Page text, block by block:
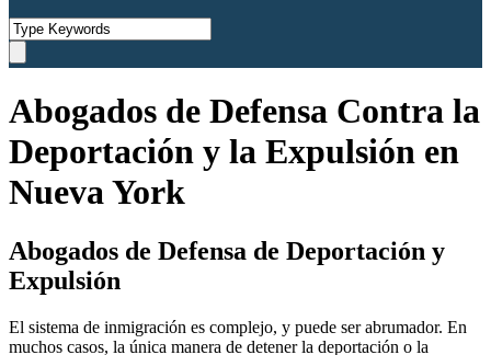
Abogados de Defensa Contra la
Deportación y la Expulsión en
Nueva York
Abogados de Defensa de Deportación y
Expulsión
El sistema de inmigración es complejo, y puede ser abrumador. En
muchos casos, la única manera de detener la deportación o la